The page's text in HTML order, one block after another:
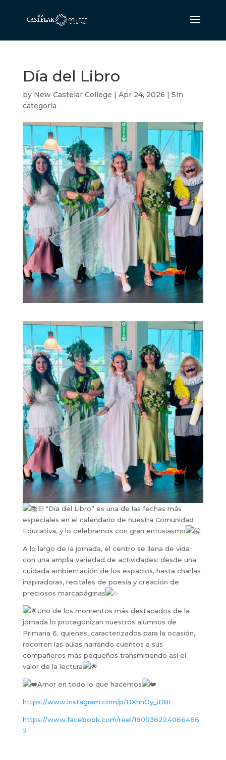
Día del Libro
by New Castelar College | Apr 24, 2026 | Sin
categoría
El “Día del Libro” es una de las fechas más
especiales en el calendario de nuestra Comunidad
Educativa, y lo celebramos con gran entusiasmo
A lo largo de la jornada, el centro se llena de vida
con una amplia variedad de actividades: desde una
cuidada ambientación de los espacios, hasta charlas
inspiradoras, recitales de poesía y creación de
preciosos marcapáginas
Uno de los momentos más destacados de la
jornada lo protagonizan nuestros alumnos de
Primaria 6, quienes, caracterizados para la ocasión,
recorren las aulas narrando cuentos a sus
compañeros más pequeños transmitiendo así el
valor de la lectura
Amor en todo lo que hacemos
https://www.instagram.com/p/DXhhOy_iD8t
https://www.facebook.com/reel/190036224066466
2